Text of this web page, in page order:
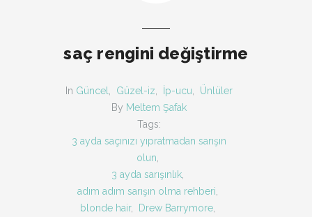
saç rengini değiştirme
In Güncel Güzel-iz İp-ucu
Ünlüler
By Meltem Şafak
Tags:
3 ayda saçınızı yıpratmadan sarışın
olun
3 ayda sarışınlık
adım adım sarışın olma rehberi
blonde hair, Drew Barrymore